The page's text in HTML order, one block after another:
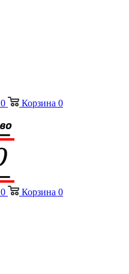
0 Корзина 0
0 Корзина 0